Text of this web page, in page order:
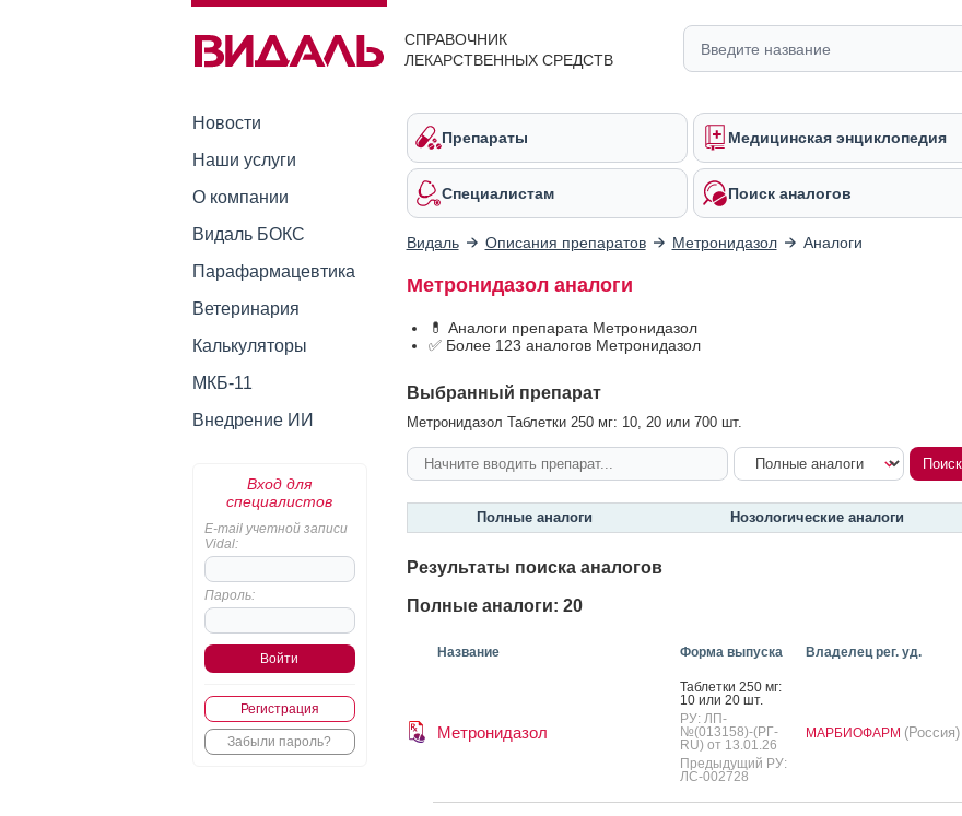
СПРАВОЧНИК
ЛЕКАРСТВЕННЫХ СРЕДСТВ
Новости
Наши услуги
О компании
Видаль БОКС
Парафармацевтика
Ветеринария
Калькуляторы
МКБ-11
Внедрение ИИ
Вход для
специалистов
E-mail учетной записи
Vidal:
Пароль:
Регистрация
Забыли пароль?
Препараты Медицинская энциклопедия
Специалистам Поиск аналогов
Видаль Описания препаратов Метронидазол Аналоги
Метронидазол аналоги
💊 Аналоги препарата Метронидазол
✅ Более 123 аналогов Метронидазол
Выбранный препарат
Метронидазол Таблетки 250 мг: 10, 20 или 700 шт.
Полные аналоги Нозологические аналоги
Результаты поиска аналогов
Полные аналоги: 20
Название Форма выпуска Владелец рег. уд.
Метронидазол
Таб­летки 250 мг:
10 или 20 шт.
РУ: ЛП-
№(013158)-(РГ-
RU) от 13.01.26
Предыдущий РУ:
ЛС-002728
МАРБИОФАРМ (Россия)